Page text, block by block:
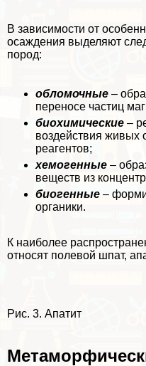
В зависимости от
осаждения выделяют
пород:
обломочные –
переносе частиц
биохимические –
воздействия живых
реагентов;
хемогенные –
веществ из
биогенные –
органики.
К наиболее
относят полевой шпат,
Рис. 3. Апатит